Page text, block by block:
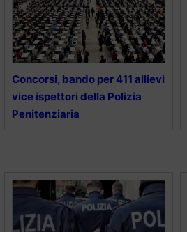
Concorsi, bando per 411 allievi
vice ispettori della Polizia
Penitenziaria